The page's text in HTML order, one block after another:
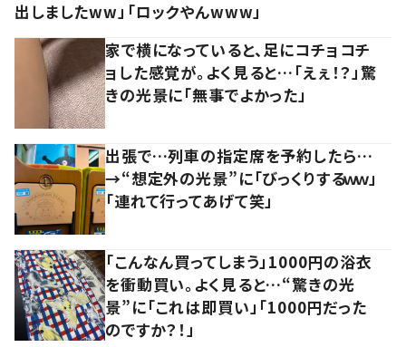
出しましたww」「ロックやんwww」
家で横になっていると、足にコチョコチ
ョした感覚が。よく見ると…「えぇ！？」驚
きの光景に「無事でよかった」
出張で…列車の指定席を予約したら…
→“想定外の光景”に「びっくりするｗｗ」
「連れて行ってあげて笑」
「こんなん買ってしまう」1000円の浴衣
を衝動買い。よく見ると…“驚きの光
景”に「これは即買い」「1000円だった
のですか？！」